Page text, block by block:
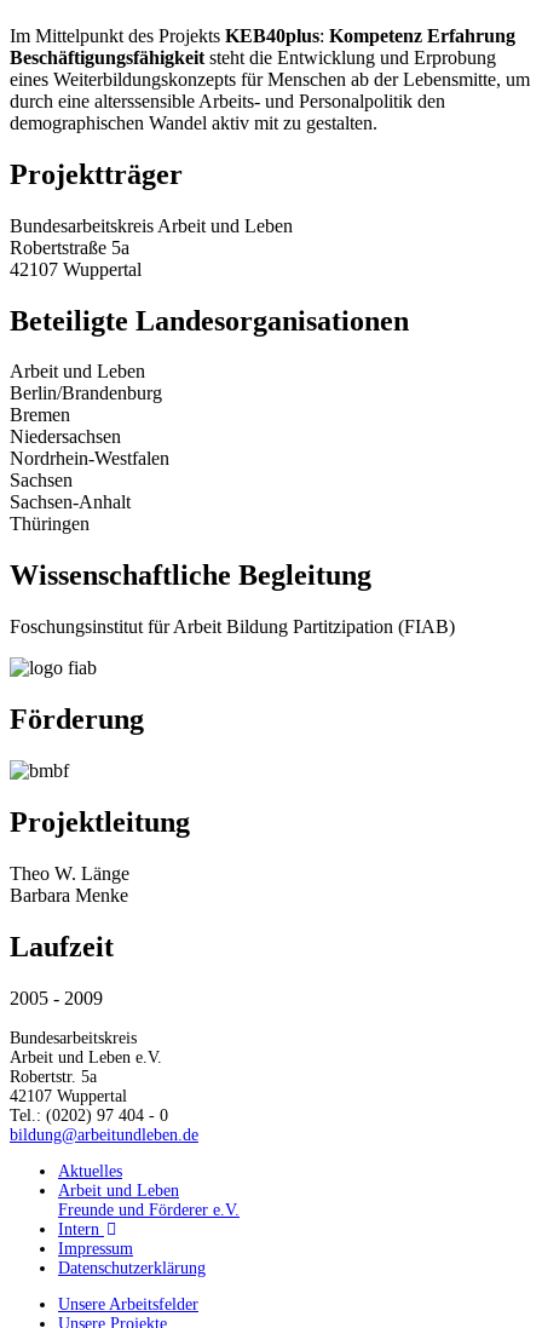
Im Mittelpunkt des Projekts KEB40plus: Kompetenz Erfahrung
Beschäftigungsfähigkeit steht die Entwicklung und Erprobung
eines Weiterbildungskonzepts für Menschen ab der Lebensmitte, um
durch eine alterssensible Arbeits- und Personalpolitik den
demographischen Wandel aktiv mit zu gestalten.
Projektträger
Bundesarbeitskreis Arbeit und Leben
Robertstraße 5a
42107 Wuppertal
Beteiligte Landesorganisationen
Arbeit und Leben
Berlin/Brandenburg
Bremen
Niedersachsen
Nordrhein-Westfalen
Sachsen
Sachsen-Anhalt
Thüringen
Wissenschaftliche Begleitung
Foschungsinstitut für Arbeit Bildung Partitzipation (FIAB)
Förderung
Projektleitung
Theo W. Länge
Barbara Menke
Laufzeit
2005 - 2009
Bundesarbeitskreis
Arbeit und Leben e.V.
Robertstr. 5a
42107 Wuppertal
Tel.: (0202) 97 404 - 0
bildung@arbeitundleben.de
Aktuelles
Arbeit und Leben
Freunde und Förderer e.V.
Intern
Impressum
Datenschutzerklärung
Unsere Arbeitsfelder
Unsere Projekte